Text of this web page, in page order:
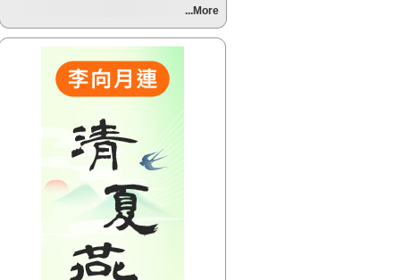
(聯播)東STOP！一起趣台東-阿娟
【HitFm正在進行】
(宜蘭)
(聯播)東STOP！一起趣台東-阿娟
【HitFm正在進行】
Hito放輕鬆
...More